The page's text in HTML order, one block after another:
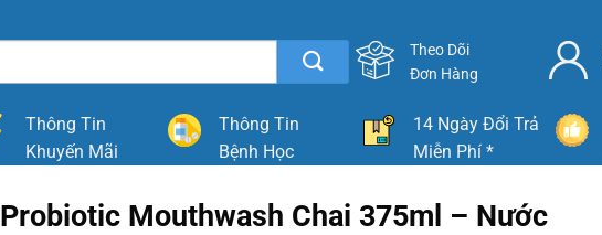
Theo Dõi
Đơn Hàng
Thông Tin
Khuyến Mãi
Thông Tin
Bệnh Học
14 Ngày Đổi Trả
Miễn Phí *
Probiotic Mouthwash Chai 375ml – Nước